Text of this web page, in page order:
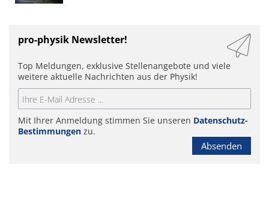
pro-physik Newsletter!
Top Meldungen, exklusive Stellenangebote und viele
weitere aktuelle Nachrichten aus der Physik!
Mit Ihrer Anmeldung stimmen Sie unseren Datenschutz-
Bestimmungen zu.
Absenden